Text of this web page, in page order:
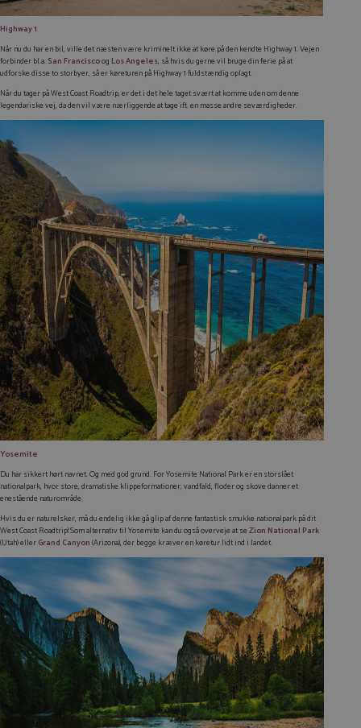
Highway 1
Når nu du har en bil, ville det næsten være kriminelt ikke at køre på den kendte Highway 1. Vejen
forbinder bl.a. San Franciscoog Los Angeles, så hvis du gerne vil bruge din ferie på at
udforske disse to storbyer, så er køreturen på Highway 1 fuldstændig oplagt.
Når du tager på West Coast Roadtrip, er det i det hele taget svært at komme uden om denne
legendariske vej, da den vil være nærliggende at tage ift. en masse andre seværdigheder.
Yosemite
Du har sikkert hørt navnet. Og med god grund. For Yosemite National Park er en storslået
nationalpark, hvor store, dramatiske klippeformationer, vandfald, floder og skove danner et
enestående naturområde.
Hvis du er naturelsker, må du endelig ikke gå glip af denne fantastisk smukke nationalpark på dit
West Coast Roadtrip! Som alternativ til Yosemite kan du også overveje at seZion National Park
(Utah) ellerGrand Canyon(Arizona), der begge kræver en køretur lidt ind i landet.